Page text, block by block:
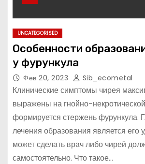
UNCATEGORISED
Особенности
у фурункула
Фев 20, 2023 Sib_ecometal
Клинические симптомы чирея
выражены на гнойно-некротической
формируется стержень фурункула.
лечения образования является его
может сделать врач либо чирей
самостоятельно. Что такое…